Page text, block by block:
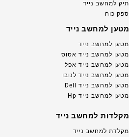
תיק למחשב נייד
ספק כוח
מטען למחשב נייד
מטען למחשב נייד
מטען למחשב נייד אסוס
מטען למחשב נייד אפל
מטען למחשב נייד לנובו
מטען למחשב נייד Dell
מטען למחשב נייד Hp
מקלדות למחשב נייד
מקלדת למחשב נייד